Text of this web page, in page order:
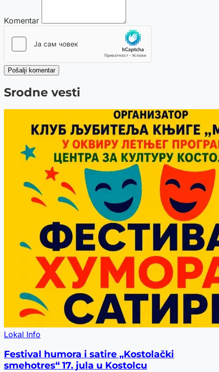
Komentar
Pošalji komentar
Srodne vesti
Lokal Info
Festival humora i satire „Kostolački
smehotres“ 17. jula u Kostolcu